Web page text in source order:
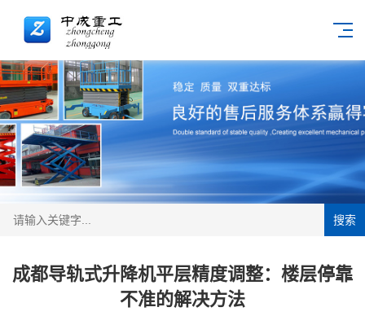
搜索
成都导轨式升降机平层精度调整：楼层停靠
不准的解决方法